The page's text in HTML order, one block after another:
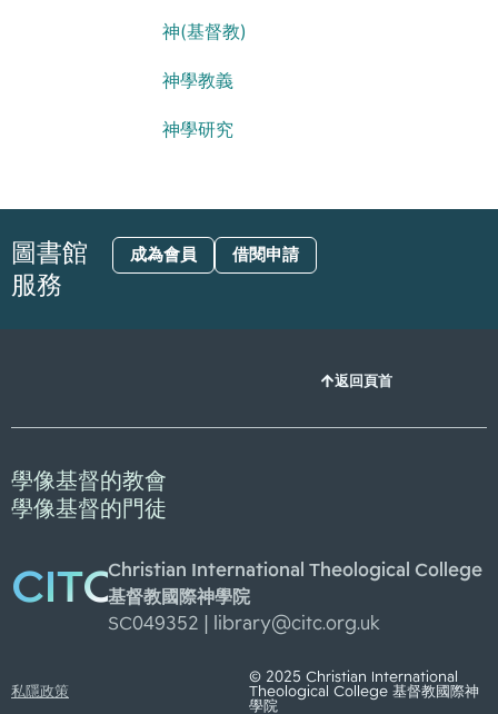
神(基督教)
神學教義
神學研究
圖書館
服務
成為會員 借閱申請
返回頁首
學像基督的教會
學像基督的門徒
CITCChristian International Theological College
基督教國際神學院
SC049352 | library@citc.org.uk
私隱政策
© 2025 Christian International
Theological College 基督教國際神
學院